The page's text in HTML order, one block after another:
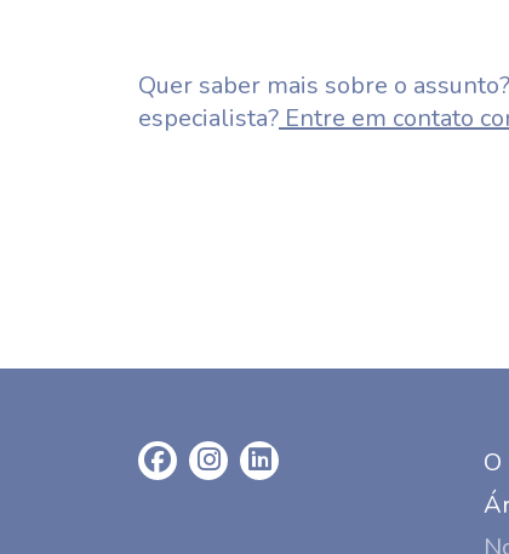
Quer saber mais sobre o
especialista? Entre em contato